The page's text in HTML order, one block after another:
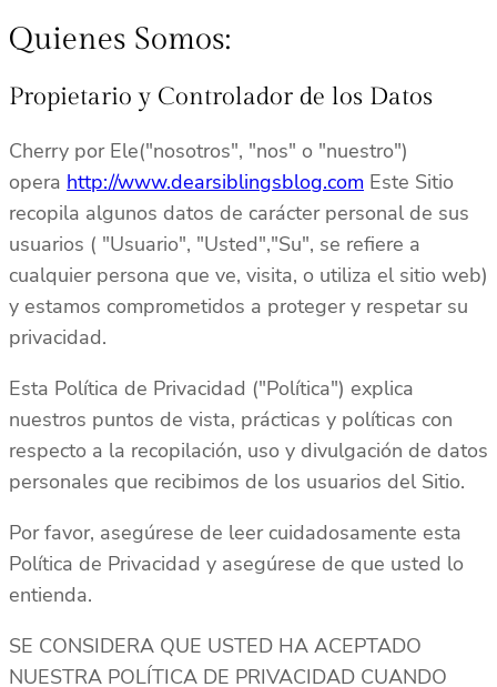
Quienes Somos:
Propietario y Controlador de los Datos
Cherry por Ele("nosotros", "nos" o "nuestro")
opera http://www.dearsiblingsblog.com Este Sitio
recopila algunos datos de carácter personal de sus
usuarios ( "Usuario", "Usted","Su", se refiere a
cualquier persona que ve, visita, o utiliza el sitio web)
y estamos comprometidos a proteger y respetar su
privacidad.
Esta Política de Privacidad ("Política") explica
nuestros puntos de vista, prácticas y políticas con
respecto a la recopilación, uso y divulgación de datos
personales que recibimos de los usuarios del Sitio.
Por favor, asegúrese de leer cuidadosamente esta
Política de Privacidad y asegúrese de que usted lo
entienda.
SE CONSIDERA QUE USTED HA ACEPTADO
NUESTRA POLÍTICA DE PRIVACIDAD CUANDO